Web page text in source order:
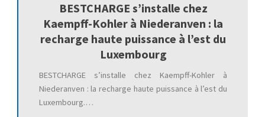
BESTCHARGE s’installe chez
Kaempff-Kohler à Niederanven : la
recharge haute puissance à l’est du
Luxembourg
BESTCHARGE s’installe chez Kaempff-Kohler à
Niederanven : la recharge haute puissance à l’est du
Luxembourg.…